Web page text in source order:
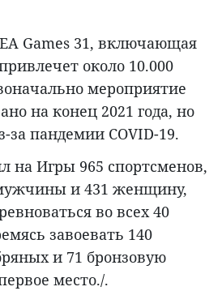
Games 31, включающая
около 10.000
мероприятие
на конец 2021 года, но
за пандемии COVID-19.
на Игры 965 спортсменов,
и 431 женщину,
во всех 40
завоевать 140
и 71 бронзовую
место./.